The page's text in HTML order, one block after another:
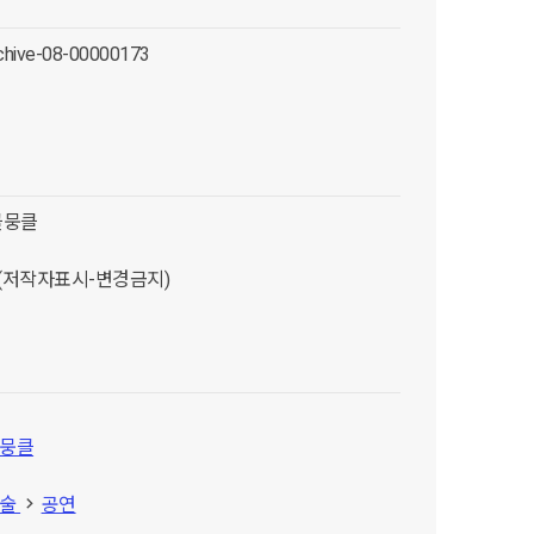
08-00000173
클
작자표시-변경금지)
클
공연